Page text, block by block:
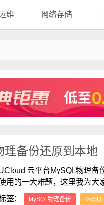
维 网络存储
理备份还原到本地
云平台MySQL物理备
用的一大难题，这里我为大
签：
MySQL物理备份